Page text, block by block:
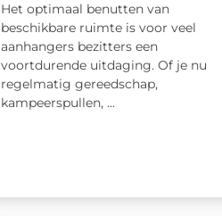
Het optimaal benutten van
beschikbare ruimte is voor veel
aanhangers bezitters een
voortdurende uitdaging. Of je nu
regelmatig gereedschap,
kampeerspullen, ...